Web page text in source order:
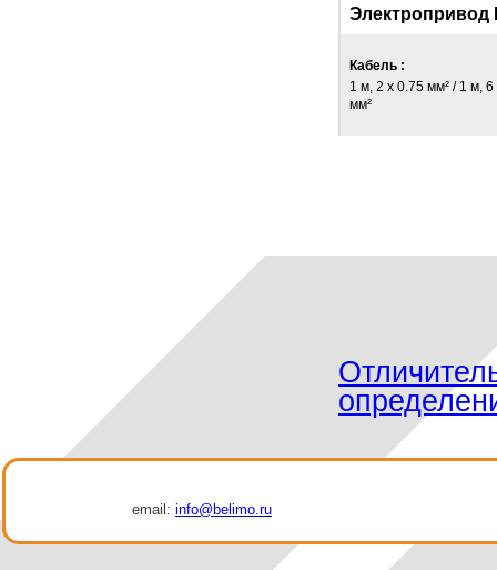
Электропривод
Кабель :
1 м, 2 x 0.75 мм² / 1 м, 6
мм²
email: info@belimo.ru